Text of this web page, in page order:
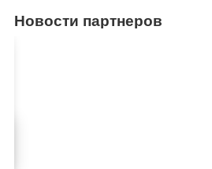
Новости партнеров